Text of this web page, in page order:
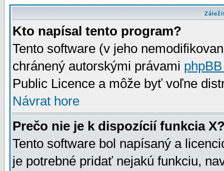
Kto napísal tento program?
Tento software (v jeho
chránený autorskými právami
Public Licence a môže byť voľne
Návrat hore
Prečo nie je k dispozícií funkcia
Tento software bol napísaný a
je potrebné pridať nejakú funkciu,